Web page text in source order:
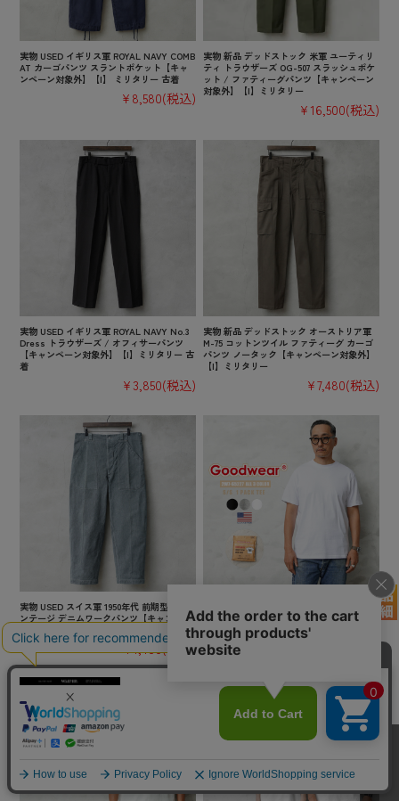
実物 USED イギリス軍 ROYAL NAVY COMB
AT カーゴパンツ スラントポケット【キャ
ンペーン対象外】【I】 ミリタリー 古着
¥8,580(税込)
実物 新品 デッドストック 米軍 ユーティリ
ティ トラウザーズ OG-507 スラッシュポケ
ット / ファティーグパンツ【キャンペーン
対象外】【I】ミリタリー
¥16,500(税込)
実物 USED イギリス軍 ROYAL NAVY No.3
Dress トラウザーズ / オフィサーパンツ
【キャンペーン対象外】【I】ミリタリー 古
着
¥3,850(税込)
実物 新品 デッドストック オーストリア軍
M-75 コットンツイル ファティーグ カーゴ
パンツ ノータック【キャンペーン対象外】
【I】ミリタリー
¥7,480(税込)
実物 USED スイス軍 1950年代 前期型 ヴィ
ンテージ デニムワークパンツ【キャンペー
¥7,480(税込)
oodwear グッドウェア 2W7-65227 USAコッ
トン パック 半袖 Tシャツ【TB】